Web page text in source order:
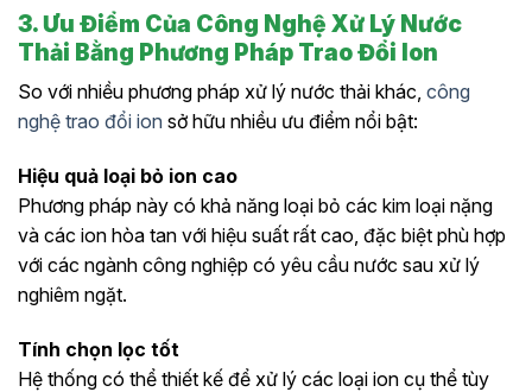
3. Ưu Điểm Của Công Nghệ Xử Lý Nước
Thải Bằng Phương Pháp Trao Đổi Ion
So với nhiều phương pháp xử lý nước thải khác, công
nghệ trao đổi ion sở hữu nhiều ưu điểm nổi bật:
Hiệu quả loại bỏ ion cao
Phương pháp này có khả năng loại bỏ các kim loại nặng
và các ion hòa tan với hiệu suất rất cao, đặc biệt phù hợp
với các ngành công nghiệp có yêu cầu nước sau xử lý
nghiêm ngặt.
Tính chọn lọc tốt
Hệ thống có thể thiết kế để xử lý các loại ion cụ thể tùy